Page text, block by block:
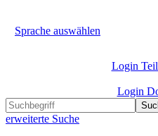
Sprache auswählen
Login
Login
erweiterte Suche